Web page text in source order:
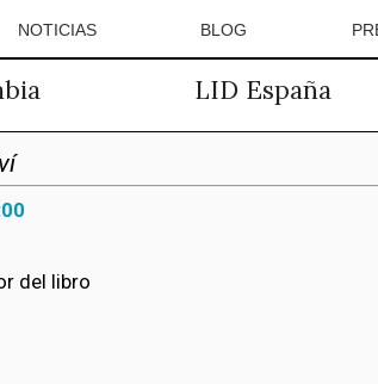
NOTICIAS BLOG
LID España
del libro